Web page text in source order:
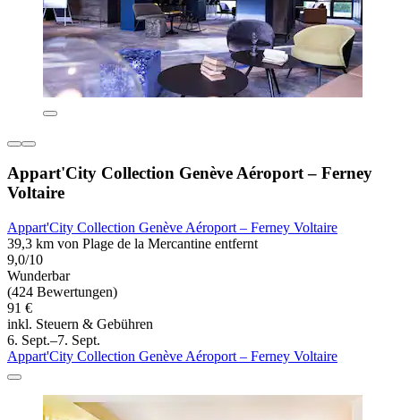
Appart'City Collection Genève Aéroport – Ferney
Voltaire
Appart'City Collection Genève Aéroport – Ferney Voltaire
39,3 km von Plage de la Mercantine entfernt
9,0/10
Wunderbar
(424 Bewertungen)
91 €
inkl. Steuern & Gebühren
6. Sept.–7. Sept.
Appart'City Collection Genève Aéroport – Ferney Voltaire